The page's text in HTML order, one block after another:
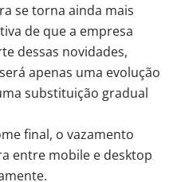
se torna ainda mais
de que a empresa
dessas novidades,
apenas uma evolução
substituição gradual
final, o vazamento
entre mobile e desktop